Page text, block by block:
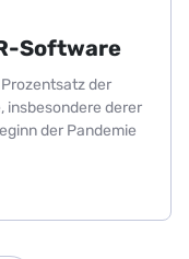
Software
der
insbesondere derer
der Pandemie